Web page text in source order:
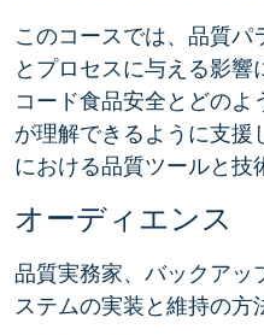
このコースでは、品質
とプロセスに与える影
コード食品安全とどの
が理解できるように支援
における品質ツールと技
オーディエンス
品質実務家、バックアッ
ステムの実装と維持の方